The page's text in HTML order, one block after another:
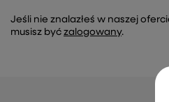
Jeśli nie znalazłeś w naszej
musisz być zalogowany.